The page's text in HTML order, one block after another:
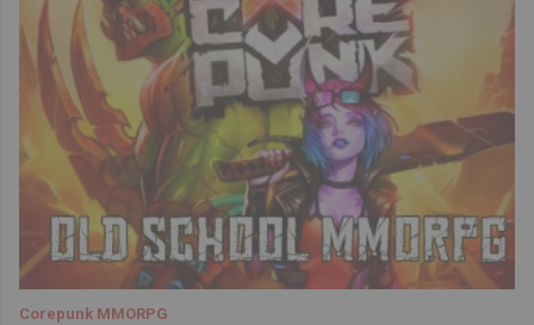
Corepunk MMORPG